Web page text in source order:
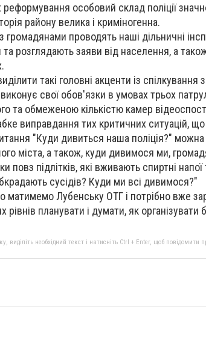
особовий склад поліції
району велика і криміногенна.
громадянами проводять наші дільничні
та розглядають заяви від населення, а
такі головні акценти із
виконує свої обов'язки в умовах трьох
та обмеженою кількістю камер
виправдання тих критичних ситуацій, що
"Куди дивиться наша поліція?"
міста, а також, куди дивимося ми,
повз підлітків, які вживають спиртні
сусідів? Куди ми всі дивимося?"
матимемо Лубенську ОТГ і потрібно вже
рівнів планувати і думати, як
виділіть необхідний текст і натисніть Ctrl + Enter, щоб повідомити